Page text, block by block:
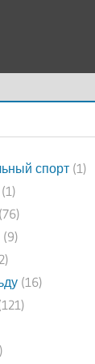
спорт (1)
(1)
(76)
(9)
(16)